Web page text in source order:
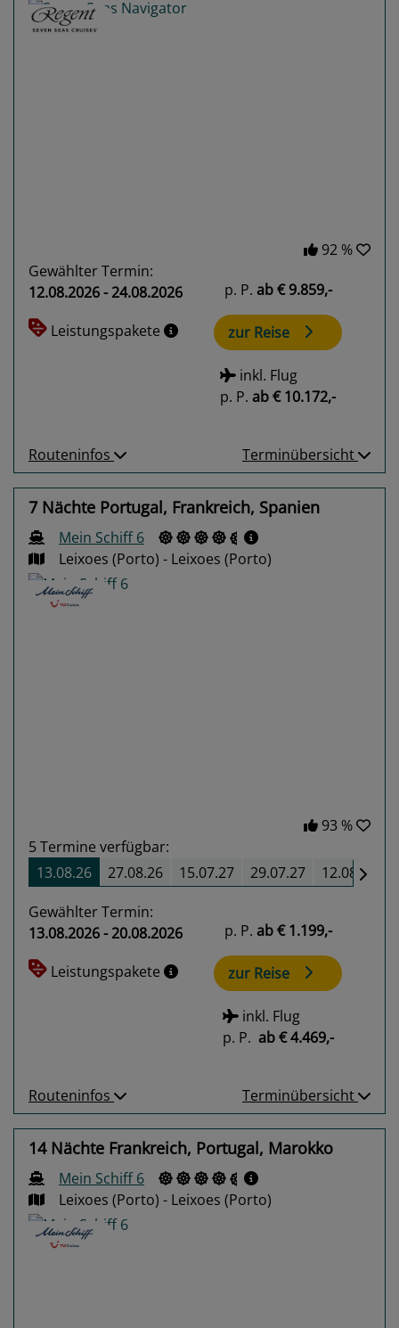
92 %
Gewählter Termin:
12.08.2026 - 24.08.2026
Leistungspakete
p. P. ab€ 9.859,-
zur Reise
inkl. Flug
p. P. ab€ 10.172,-
Routeninfos Terminübersicht
7 Nächte Portugal, Frankreich, Spanien
Mein Schiff 6
Leixoes (Porto) - Leixoes (Porto)
93 %
5Termine verfügbar:
13.08.26
27.08.26 15.07.27 29.07.27 12.08.27
Gewählter Termin:
13.08.2026 - 20.08.2026
Leistungspakete
p. P. ab€ 1.199,-
zur Reise
inkl. Flug
p. P. ab€ 4.469,-
Routeninfos Terminübersicht
14 Nächte Frankreich, Portugal, Marokko
Mein Schiff 6
Leixoes (Porto) - Leixoes (Porto)